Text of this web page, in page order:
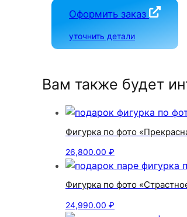
Оформить заказ
уточнить детали
Вам также будет
Фигурка по фото
26,800.00 ₽
Фигурка по фото
24,990.00 ₽